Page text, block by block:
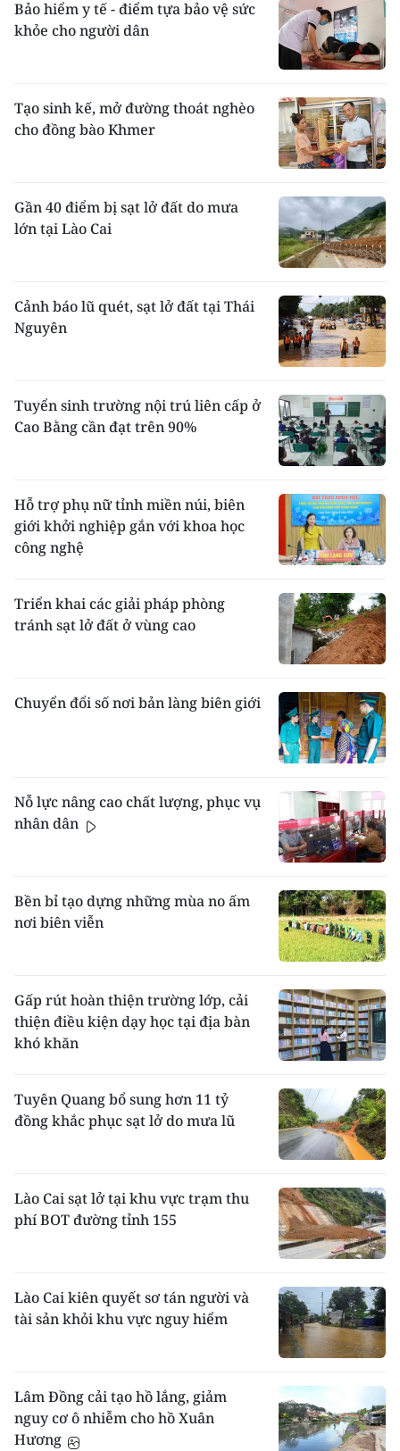
Bảo hiểm y tế - điểm tựa bảo vệ sức
khỏe cho người dân
Tạo sinh kế, mở đường thoát nghèo
cho đồng bào Khmer
Gần 40 điểm bị sạt lở đất do mưa
lớn tại Lào Cai
Cảnh báo lũ quét, sạt lở đất tại Thái
Nguyên
Tuyển sinh trường nội trú liên cấp ở
Cao Bằng cần đạt trên 90%
Hỗ trợ phụ nữ tỉnh miền núi, biên
giới khởi nghiệp gắn với khoa học
công nghệ
Triển khai các giải pháp phòng
tránh sạt lở đất ở vùng cao
Chuyển đổi số nơi bản làng biên giới
Nỗ lực nâng cao chất lượng, phục vụ
nhân dân
Bền bỉ tạo dựng những mùa no ấm
nơi biên viễn
Gấp rút hoàn thiện trường lớp, cải
thiện điều kiện dạy học tại địa bàn
khó khăn
Tuyên Quang bổ sung hơn 11 tỷ
đồng khắc phục sạt lở do mưa lũ
Lào Cai sạt lở tại khu vực trạm thu
phí BOT đường tỉnh 155
Lào Cai kiên quyết sơ tán người và
tài sản khỏi khu vực nguy hiểm
Lâm Đồng cải tạo hồ lắng, giảm
nguy cơ ô nhiễm cho hồ Xuân
Hương